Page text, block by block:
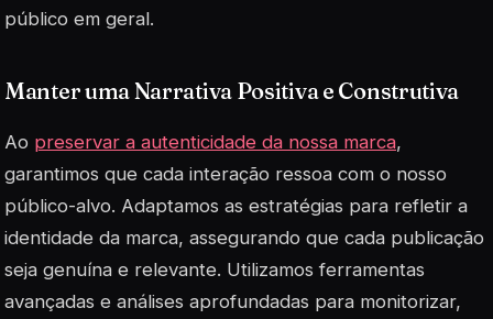
público em geral.
Manter uma Narrativa Positiva e Construtiva
Ao preservar a autenticidade da nossa marca,
garantimos que cada interação ressoa com o nosso
público-alvo. Adaptamos as estratégias para refletir a
identidade da marca, assegurando que cada publicação
seja genuína e relevante. Utilizamos ferramentas
avançadas e análises aprofundadas para monitorizar,